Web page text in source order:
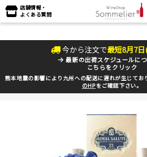
店舗情報・
よくある質問
今から注文で最短8月7
最新の出荷スケジュールに
こちらをクリック
熊本地震の影響により九州への配送に遅れが生じてお
のHPをご確認下さい。